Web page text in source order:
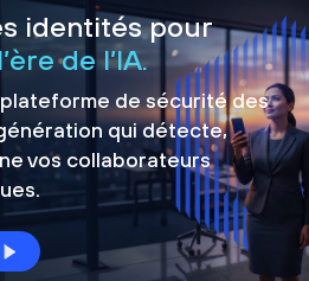
identités pour
de l’IA.
plateforme de sécuritédes
qui détecte,
vos collaborateurs